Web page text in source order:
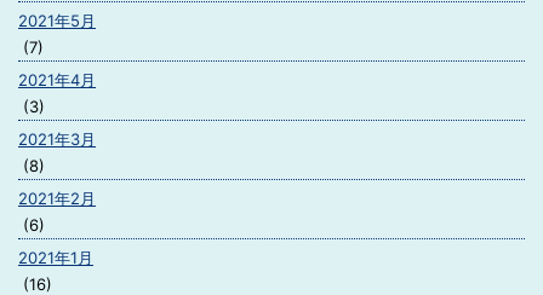
2021年5月
(7)
2021年4月
(3)
2021年3月
(8)
2021年2月
(6)
2021年1月
(16)